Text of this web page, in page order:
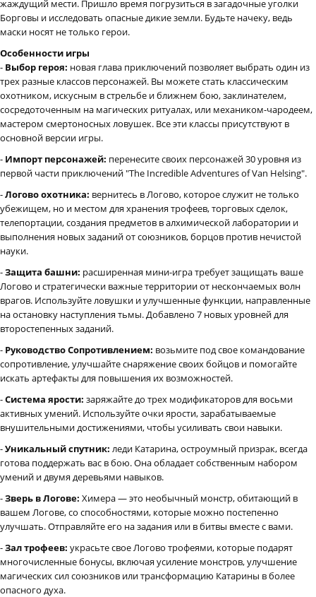
жаждущий мести. Пришло время погрузиться в загадочные уголки
Борговы и исследовать опасные дикие земли. Будьте начеку, ведь
маски носят не только герои.
Особенности игры
- Выбор героя: новая глава приключений позволяет выбрать один из
трех разные классов персонажей. Вы можете стать классическим
охотником, искусным в стрельбе и ближнем бою, заклинателем,
сосредоточенным на магических ритуалах, или механиком-чародеем,
мастером смертоносных ловушек. Все эти классы присутствуют в
основной версии игры.
- Импорт персонажей: перенесите своих персонажей 30 уровня из
первой части приключений "The Incredible Adventures of Van Helsing".
-Логово охотника: вернитесь в Логово, которое служит не только
убежищем, но и местом для хранения трофеев, торговых сделок,
телепортации, создания предметов в алхимической лаборатории и
выполнения новых заданий от союзников, борцов против нечистой
науки.
-Защита башни: расширенная мини-игра требует защищать ваше
Логово и стратегически важные территории от нескончаемых волн
врагов. Используйте ловушки и улучшенные функции, направленные
на остановку наступления тьмы. Добавлено 7 новых уровней для
второстепенных заданий.
- Руководство Сопротивлением: возьмите под свое командование
сопротивление, улучшайте снаряжение своих бойцов и помогайте
искать артефакты для повышения их возможностей.
-Система ярости: заряжайте до трех модификаторов для восьми
активных умений. Используйте очки ярости, зарабатываемые
внушительными достижениями, чтобы усиливать свои навыки.
-Уникальный спутник: леди Катарина, остроумный призрак, всегда
готова поддержать вас в бою. Она обладает собственным набором
умений и двумя деревьями навыков.
-Зверь в Логове: Химера — это необычный монстр, обитающий в
вашем Логове, со способностями, которые можно постепенно
улучшать. Отправляйте его на задания или в битвы вместе с вами.
-Зал трофеев: украсьте свое Логово трофеями, которые подарят
многочисленные бонусы, включая усиление монстров, улучшение
магических сил союзников или трансформацию Катарины в более
опасного духа.